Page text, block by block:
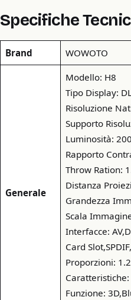
Specifiche
Brand WOWOTO
Generale
Modello: H8
Tipo Display:
Risoluzione
Supporto
Luminosità:
Rapporto
Throw Ration:
Distanza
Grandezza
Scala
Interfacce:
Card
Proporzioni:
Funzione: